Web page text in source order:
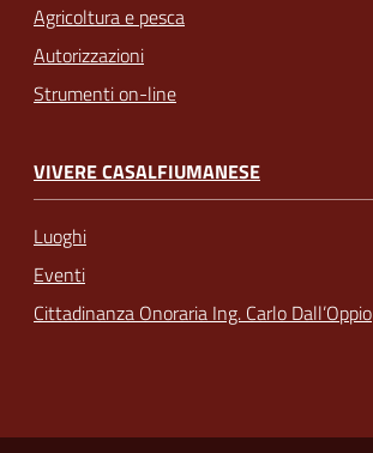
Agricoltura e pesca
Autorizzazioni
Strumenti on-line
VIVERE CASALFIUMANESE
Luoghi
Eventi
Cittadinanza Onoraria Ing. Carlo Dall’Oppio